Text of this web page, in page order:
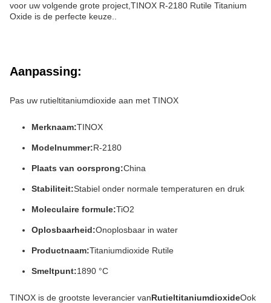
voor uw volgende grote project,TINOX R-2180 Rutile Titanium
Oxide is de perfecte keuze..
Aanpassing:
Pas uw rutieltitaniumdioxide aan met TINOX
Merknaam:TINOX
Modelnummer:R-2180
Plaats van oorsprong:China
Stabiliteit:Stabiel onder normale temperaturen en druk
Moleculaire formule:TiO2
Oplosbaarheid:Onoplosbaar in water
Productnaam:Titaniumdioxide Rutile
Smeltpunt:1890 °C
TINOX is de grootste leverancier vanRutieltitaniumdioxideOok